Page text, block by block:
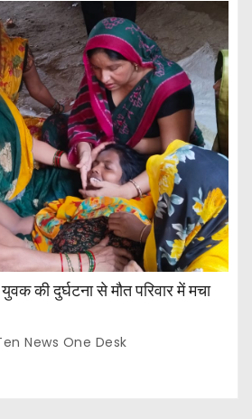
की दुर्घटना से मौत परिवार में मचा
News One Desk